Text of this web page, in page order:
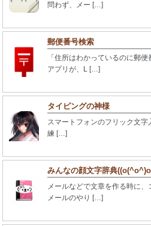
問わず、メー […]
郵便番号検索
「住所はわかっているのに郵
アプリが、L […]
タイピングの神様
スマートフォンのフリック文
練 […]
みんなの顔文字辞典
メールなどで文章を作る時に
メールのやり […]